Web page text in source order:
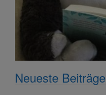
Neueste Beiträge